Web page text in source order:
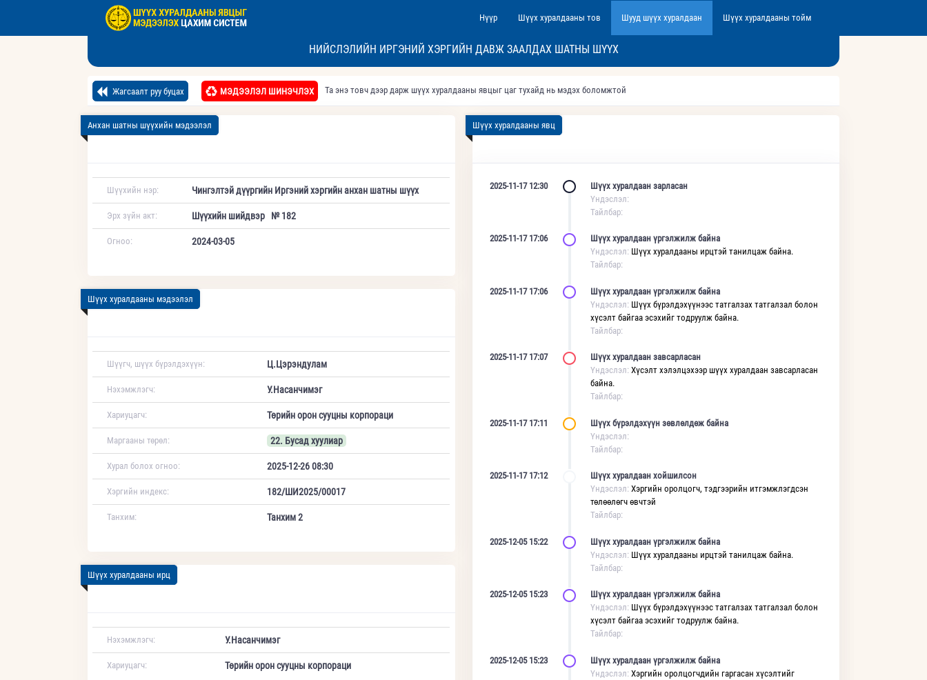
Нүүр Шүүх хуралдааны тов Шууд шүүх хуралдаан Шүүх хуралдааны тойм
НИЙСЛЭЛИЙН ИРГЭНИЙ ХЭРГИЙН ДАВЖ ЗААЛДАХ ШАТНЫ ШҮҮХ
Жагсаалт руу буцах МЭДЭЭЛЭЛ ШИНЭЧЛЭХ Та энэ товч дээр дарж шүүх хуралдааны явцыг цаг тухайд нь мэдэх боломжтой
Анхан шатны шүүхийн мэдээлэл
Шүүхийн нэр: Чингэлтэй дүүргийн Иргэний хэргийн анхан шатны шүүх
Эрх зүйн акт: Шүүхийн шийдвэр № 182
Огноо: 2024-03-05
Шүүх хуралдааны мэдээлэл
Шүүгч, шүүх бүрэлдэхүүн: Ц.Цэрэндулам
Нэхэмжлэгч: У.Насанчимэг
Хариуцагч: Төрийн орон сууцны корпораци
Маргааны төрөл: 22. Бусад хуулиар
Хурал болох огноо: 2025-12-26 08:30
Хэргийн индекс: 182/ШИ2025/00017
Танхим: Танхим 2
Шүүх хуралдааны ирц
Нэхэмжлэгч: У.Насанчимэг
Хариуцагч: Төрийн орон сууцны корпораци
Шүүх хуралдааны явц
2025-11-17 12:30
Шүүх хуралдаан зарласан
Үндэслэл:
Тайлбар:
2025-11-17 17:06
Шүүх хуралдаан үргэлжилж байна
Үндэслэл: Шүүх хуралдааны ирцтэй танилцаж байна.
Тайлбар:
2025-11-17 17:06
Шүүх хуралдаан үргэлжилж байна
Үндэслэл: Шүүх бүрэлдэхүүнээс татгалзах татгалзал болон
хүсэлт байгаа эсэхийг тодруулж байна.
Тайлбар:
2025-11-17 17:07
Шүүх хуралдаан завсарласан
Үндэслэл: Хүсэлт хэлэлцэхээр шүүх хуралдаан завсарласан
байна.
Тайлбар:
2025-11-17 17:11
Шүүх бүрэлдэхүүн зөвлөлдөж байна
Үндэслэл:
Тайлбар:
2025-11-17 17:12
Шүүх хуралдаан хойшилсон
Үндэслэл: Хэргийн оролцогч, тэдгээрийн итгэмжлэгдсэн
төлөөлөгч өвчтэй
Тайлбар:
2025-12-05 15:22
Шүүх хуралдаан үргэлжилж байна
Үндэслэл: Шүүх хуралдааны ирцтэй танилцаж байна.
Тайлбар:
2025-12-05 15:23
Шүүх хуралдаан үргэлжилж байна
Үндэслэл: Шүүх бүрэлдэхүүнээс татгалзах татгалзал болон
хүсэлт байгаа эсэхийг тодруулж байна.
Тайлбар:
2025-12-05 15:23
Шүүх хуралдаан үргэлжилж байна
Үндэслэл: Хэргийн оролцогчдийн гаргасан хүсэлтийг